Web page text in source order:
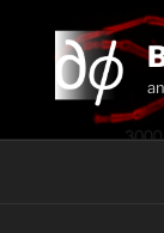
contenu
principal